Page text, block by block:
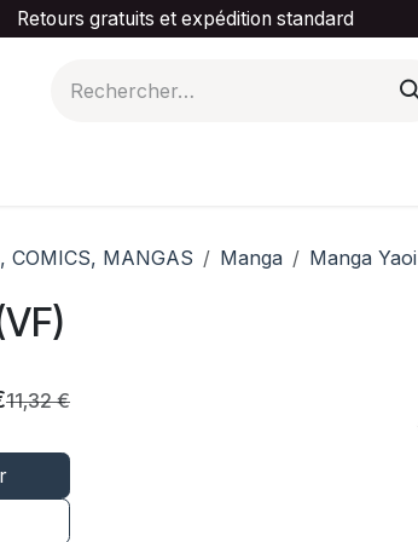
Retours gratuits et expédition standard
COMICS, MANGAS Manga Manga Yaoi
11,32€